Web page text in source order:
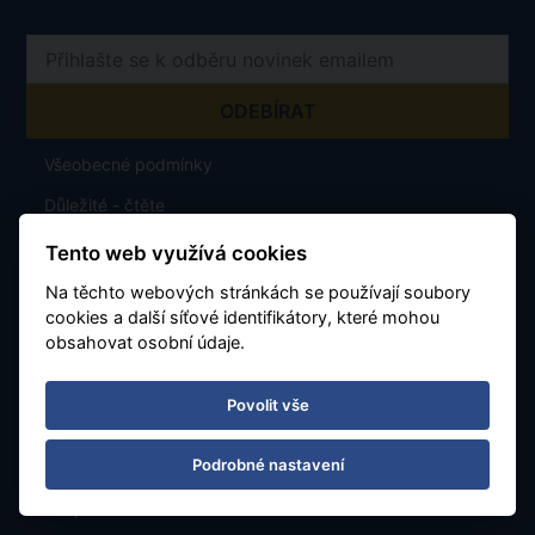
Všeobecné podmínky
Důležité - čtěte
O nás
Časté dotazy
Bezplatné zrušení rezervace bez udání důvodu
Výběr míst v letadle
Garance nezměněné ceny
Tento web využívá cookies
Na těchto webových stránkách se používají soubory
cookies a další síťové identifikátory, které mohou
obsahovat osobní údaje.
Povolit vše
Podrobné nastavení